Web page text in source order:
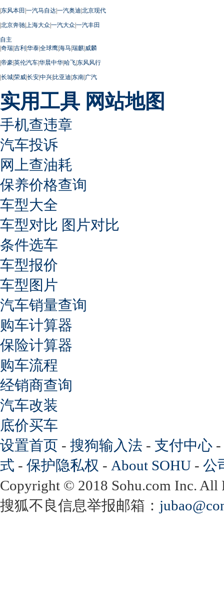
|东风本田 |一汽马自达|一汽奥迪|北京现代
|北京奔驰| 上海大众|一汽大众|一汽丰田
自主
|奇瑞|吉利|华泰|全球鹰|海马|瑞麒|威麟
|帝豪|英伦汽车|华晨中华|哈飞|东风风行
|长城|荣威|长安|中兴|比亚迪|东南|广汽
实用工具 网站地图
手机查违章
汽车投诉
网上查油耗
保养价格查询
车型大全
车型对比 图片对比
条件选车
车型报价
车型图片
汽车销量查询
购车计算器
保险计算器
购车流程
经销商查询
汽车改装
底价买车
设置首页 - 搜狗输入法 - 支付中心 -
式 - 保护隐私权 - About SOHU - 公
Copyright © 2018 Sohu.com Inc.
搜狐不良信息举报邮箱：